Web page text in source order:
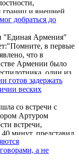
границ и внешней
Об этом написал на
соучредитель
Артур Казинян.
добраться до
"Единая Армения"
в первые
что в
Армении было
один из
Абовян. Ракета,
БПЛА, была видна
на северо-востоке
готов задержать
веских
со встречи с
Артуром
встречи,
минут, представил
правовой
спасение Родины»
а не